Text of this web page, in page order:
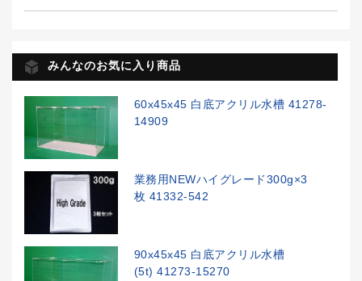
みんなのお気に入り商品
60x45x45 白底アクリル水槽 41278-
14909
業務用NEWハイグレード300g×3
枚 41332-542
90x45x45 白底アクリル水槽
(5t) 41273-15270